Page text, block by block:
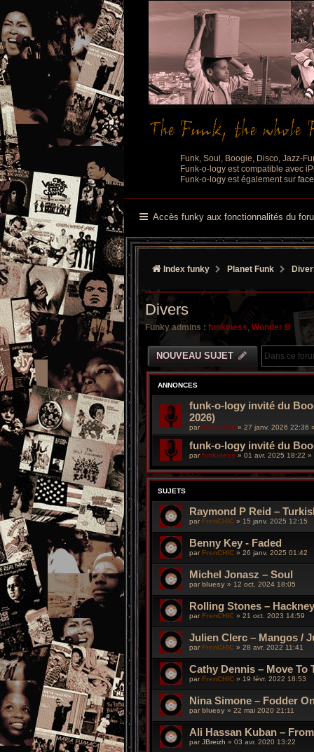
Funk, Soul, Boogie, Disco, Jazz-
Funk-o-logy est compatible avec
Funk-o-logy est également sur
Accès funky aux fonctionnalités du
Index funky Planet Funk
Divers
Funky admins : funkiness Wonder B
NOUVEAU SUJET
ANNONCES
funk-o-logy invité du
2026)
par funkiness » 27 janv. 2026 22:36
funk-o-logy invité du
parfunkiness » 01 avr. 2025 18:22 »
SUJETS
Raymond P Reid –
par FrenCHIC » 15 janv. 2025 12:15
Benny Key - Faded
parFrenCHIC » 26 janv. 2025 01:42
Michel Jonasz – Soul
par bluesy » 12 oct. 2024 18:05
Rolling Stones –
parFrenCHIC » 21 oct. 2023 14:59
Julien Clerc – Mangos /
par FrenCHIC » 28 avr. 2022 11:41
Cathy Dennis – Move To
parFrenCHIC » 19 févr. 2022 18:53
Nina Simone – Fodder
par bluesy » 22 mai 2020 21:11
Ali Hassan Kuban –
parJBreizh » 03 avr. 2020 13:22